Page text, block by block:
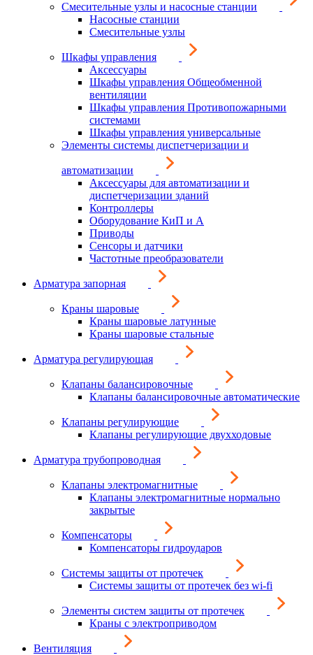
Смесительные узлы и насосные станции
Насосные станции
Смесительные узлы
Шкафы управления
Аксессуары
Шкафы управления Общеобменной
вентиляции
Шкафы управления Противопожарными
системами
Шкафы управления универсальные
Элементы системы диспетчеризации и
автоматизации
Аксессуары для автоматизации и
диспетчеризации зданий
Контроллеры
Оборудование КиП и А
Приводы
Сенсоры и датчики
Частотные преобразователи
Арматура запорная
Краны шаровые
Краны шаровые латунные
Краны шаровые стальные
Арматура регулирующая
Клапаны балансировочные
Клапаны балансировочные автоматические
Клапаны регулирующие
Клапаны регулирующие двухходовые
Арматура трубопроводная
Клапаны электромагнитные
Клапаны электромагнитные нормально
закрытые
Компенсаторы
Компенсаторы гидроударов
Системы защиты от протечек
Системы защиты от протечек без wi-fi
Элементы систем защиты от протечек
Краны с электроприводом
Вентиляция